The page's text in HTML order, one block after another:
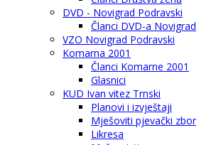
DVD - Novigrad Podravski
Članci DVD-a Novigrad
VZO Novigrad Podravski
Komarna 2001
Članci Komarne 2001
Glasnici
KUD Ivan vitez Trnski
Planovi i izvještaji
Mješoviti pjevački zbor
Likresa